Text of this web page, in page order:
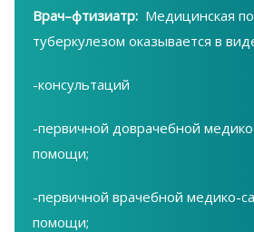
Врач–фтизиатр: Медицинская
туберкулезом оказывается в
-консультаций
-первичной доврачебной
помощи;
-первичной врачебной медико-
помощи;